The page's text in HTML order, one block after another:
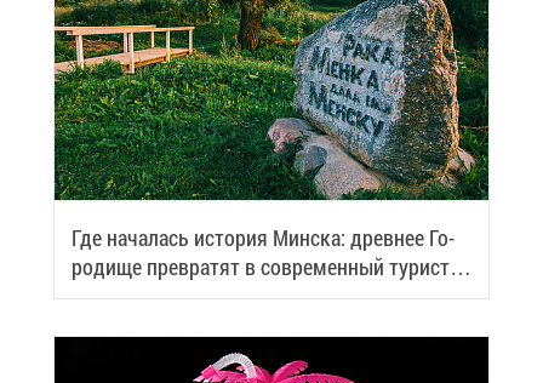
Где на­ча­лась ис­то­рия Мин­ска: древ­нее Го­
ро­ди­ще пре­вра­тят в со­вре­мен­ный ту­ри­сти­
че­ский центр